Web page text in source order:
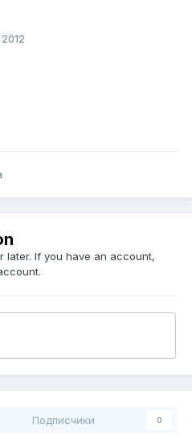
later. If you have an account,
Подписчики 0